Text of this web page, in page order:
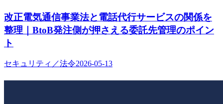
改正電気通信事業法と電話代行サービスの関係を
整理｜BtoB発注側が押さえる委託先管理のポイン
ト
セキュリティ／法令2026-05-13